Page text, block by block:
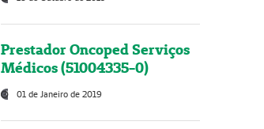
Prestador Oncoped Serviços
Médicos (51004335-0)
01 de Janeiro de 2019